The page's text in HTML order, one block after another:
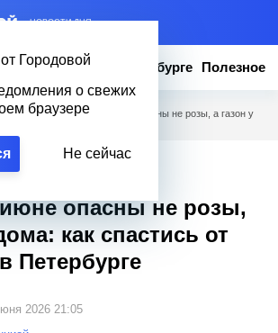
– НОВОСТИ ДНЯ
Городовой
о свежих
браузере
Не сейчас
Вопросы о Петербурге Полезное
/ Почему в июне опасны не розы, а газон у
опасны не розы,
как спастись от
Петербурге
2026 21:05